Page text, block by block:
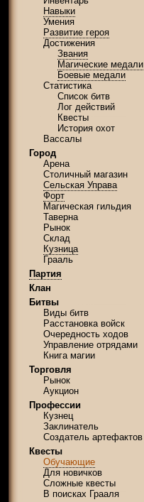
Навыки
Умения
Развитие героя
Достижения
Звания
Магические медали
Боевые медали
Статистика
Список битв
Лог действий
Квесты
История охот
Вассалы
Город
Арена
Столичный магазин
Сельская Управа
Форт
Магическая гильдия
Таверна
Рынок
Склад
Кузница
Грааль
Партия
Клан
Битвы
Виды битв
Расстановка войск
Очередность ходов
Управление отрядами
Книга магии
Торговля
Рынок
Аукцион
Профессии
Кузнец
Заклинатель
Создатель артефактов
Квесты
Обучающие
Для новичков
Сложные квесты
В поисках Грааля